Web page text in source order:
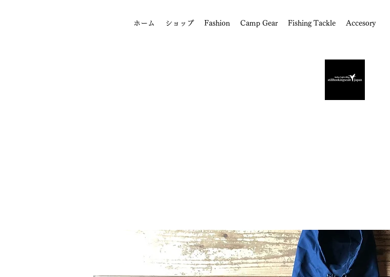
ホーム ショップ Fashion Camp Gear Fishing Tackle Accesory